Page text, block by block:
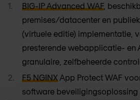
BIG-IP Advanced WAF,
premises/datacenter en
(virtuele editie) implementatie,
presterende webapplicatie- en
granulaire, zelfbeheerde
F5 NGINX App Protect WAF
software